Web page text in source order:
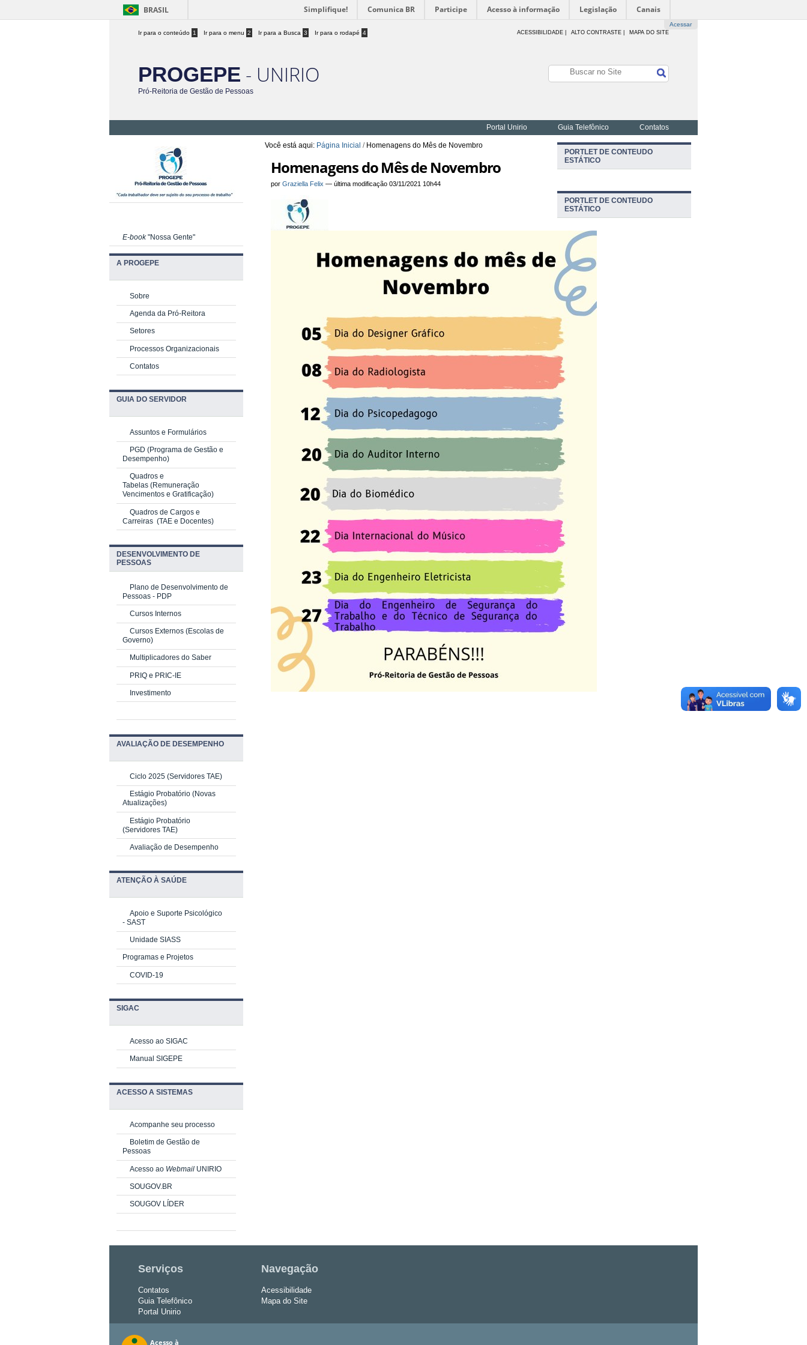
BRASIL Simplifique! Comunica BR Participe Acesso à informação Legislação Canais
Acessar
Ir para o conteúdo 1 Ir para o menu 2 Ir para a Busca 3 Ir para o rodapé 4 ACESSIBILIDADE ALTO CONTRASTE | MAPA DO SITE
PROGEPE - UNIRIO
Pró-Reitoria de Gestão de Pessoas
Portal Unirio Guia Telefônico Contatos
Você está aqui: Página Inicial / Homenagens do Mês de Novembro
Homenagens do Mês de Novembro
porGraziella Felix —última modificação 03/11/2021 10h44
E-book"Nossa Gente"
A PROGEPE
Sobre
Agenda da Pró-Reitora
Setores
Processos Organizacionais
Contatos
GUIA DO SERVIDOR
Assuntos e Formulários
PGD (Programa de Gestão e
Desempenho)
Quadros e
Tabelas (Remuneração
Vencimentos e Gratificação)
Quadros de Cargos e
Carreiras (TAE e Docentes)
DESENVOLVIMENTO DE
PESSOAS
Plano de Desenvolvimento de
Pessoas - PDP
Cursos Internos
Cursos Externos (Escolas de
Governo)
Multiplicadores do Saber
PRIQ e PRIC-IE
Investimento
AVALIAÇÃO DE DESEMPENHO
Ciclo 2025 (Servidores TAE)
Estágio Probatório (Novas
Atualizações)
Estágio Probatório
(Servidores TAE)
Avaliação de Desempenho
ATENÇÃO À SAÚDE
Apoio e Suporte Psicológico
- SAST
Unidade SIASS
Programas e Projetos
COVID-19
SIGAC
Acesso ao SIGAC
Manual SIGEPE
ACESSO A SISTEMAS
Acompanhe seu processo
Boletim de Gestão de
Pessoas
Acesso ao Webmail UNIRIO
SOUGOV.BR
SOUGOV LÍDER
PORTLET DE CONTEUDO
ESTÁTICO
PORTLET DE CONTEUDO
ESTÁTICO
Serviços
Contatos
Guia Telefônico
Portal Unirio
Navegação
Acessibilidade
Mapa do Site